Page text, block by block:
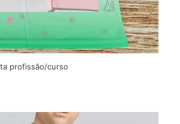
profissão/curso